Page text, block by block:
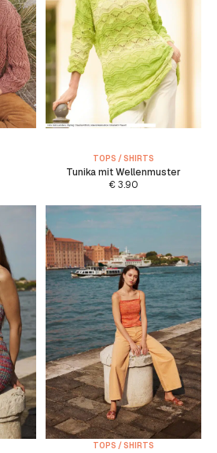
TOPS / SHIRTS
Tunika mit Wellenmuster
€3.90
TOPS / SHIRTS